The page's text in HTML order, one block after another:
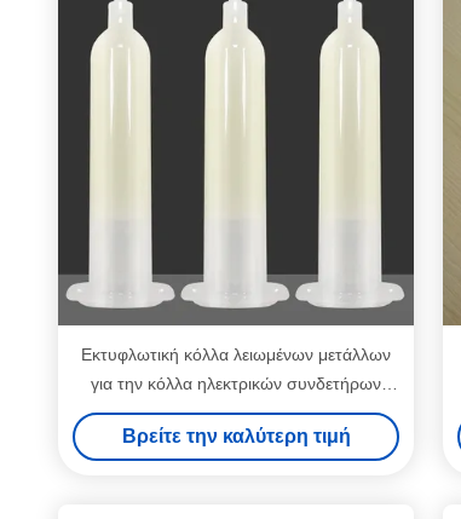
Εκτυφλωτική κόλλα λειωμένων μετάλλων
για την κόλλα ηλεκτρικών συνδετήρων
ηλεκτρονικής
Βρείτε την καλύτερη τιμή